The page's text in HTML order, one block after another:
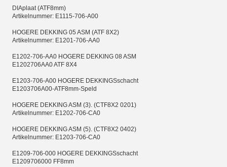
DIAplaat (ATF8mm)
Artikelnummer: E1115-706-A00
HOGERE DEKKING 05 ASM (ATF 8X2)
Artikelnummer: E1201-706-AA0
E1202-706-AA0 HOGERE DEKKING 08 ASM
E1202706AA0 ATF 8X4
E1203-706-A00 HOGERE DEKKINGSschacht
E1203706A00-ATF8mm-Speld
HOGERE DEKKING ASM (3). (CTF8X2 0201)
Artikelnummer: E1202-706-CA0
HOGERE DEKKING ASM (5). (CTF8X2 0402)
Artikelnummer: E1203-706-CA0
E1209-706-000 HOGERE DEKKINGSschacht
E1209706000 FF8mm